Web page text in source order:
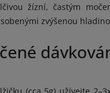
žízní, častým
zvýšenou
(cca 5g) užívejte